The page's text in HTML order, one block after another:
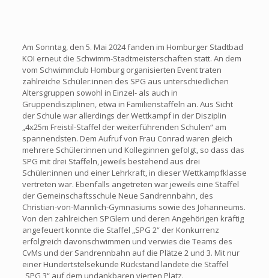
Am Sonntag, den 5. Mai 2024 fanden im Homburger Stadtbad
KOI erneut die Schwimm-Stadtmeisterschaften statt. An dem
vom Schwimmclub Homburg organisierten Event traten
zahlreiche Schüler:innen des SPG aus unterschiedlichen
Altersgruppen sowohl in Einzel- als auch in
Gruppendisziplinen, etwa in Familienstaffeln an. Aus Sicht
der Schule war allerdings der Wettkampf in der Disziplin
„4x25m Freistil-Staffel der weiterführenden Schulen“ am
spannendsten. Dem Aufruf von Frau Conrad waren gleich
mehrere Schüler:innen und Kolleg:innen gefolgt, so dass das
SPG mit drei Staffeln, jeweils bestehend aus drei
Schüler:innen und einer Lehrkraft, in dieser Wettkampfklasse
vertreten war. Ebenfalls angetreten war jeweils eine Staffel
der Gemeinschaftsschule Neue Sandrennbahn, des
Christian-von-Mannlich-Gymnasiums sowie des Johanneums.
Von den zahlreichen SPGlern und deren Angehörigen kräftig
angefeuert konnte die Staffel „SPG 2“ der Konkurrenz
erfolgreich davonschwimmen und verwies die Teams des
CvMs und der Sandrennbahn auf die Plätze 2 und 3. Mit nur
einer Hundertstelsekunde Rückstand landete die Staffel
„SPG 3“ auf dem undankbaren vierten Platz.